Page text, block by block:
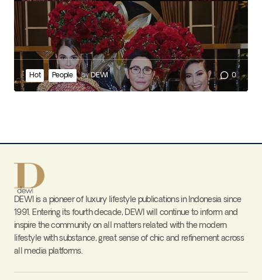
Hot People by DEWI 0
DEWI is a pioneer of luxury lifestyle publications in Indonesia since
1991. Entering its fourth decade, DEWI will continue to inform and
inspire the community on all matters related with the modern
lifestyle with substance, great sense of chic and refinement across
all media platforms.